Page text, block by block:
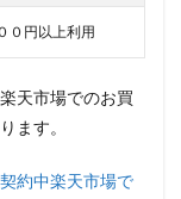
０円以上利用
天市場でのお買
ます。
約中楽天市場で